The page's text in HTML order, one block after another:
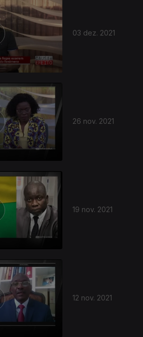
03 dez. 2021
26 nov. 2021
19 nov. 2021
12 nov. 2021